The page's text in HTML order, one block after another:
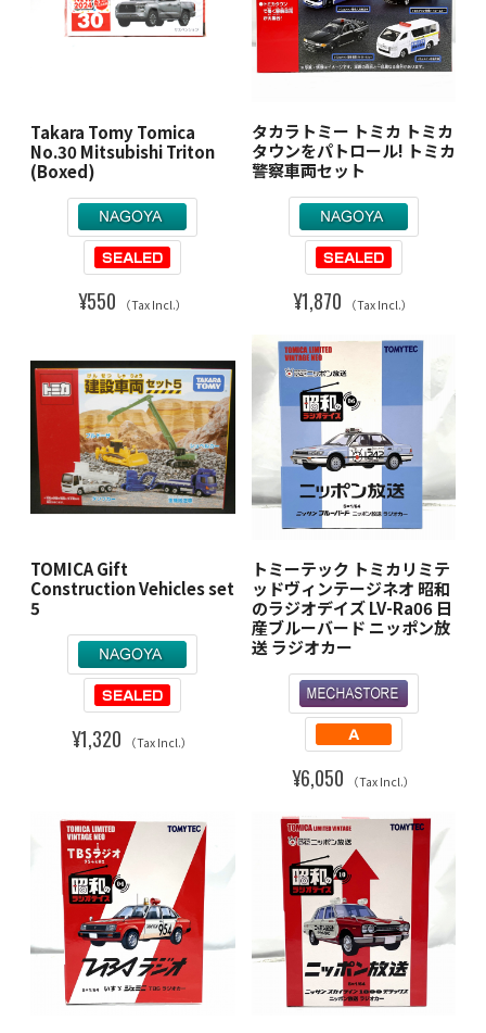
Takara Tomy Tomica
No.30 Mitsubishi Triton
(Boxed)
¥550 （Tax Incl.）
タカラトミー トミカ トミカ
タウンをパトロール! トミカ
警察車両セット
¥1,870 （Tax Incl.）
TOMICA Gift
Construction Vehicles set
5
¥1,320 （Tax Incl.）
トミーテック トミカリミテ
ッドヴィンテージネオ 昭和
のラジオデイズ LV-Ra06 日
産ブルーバード ニッポン放
送 ラジオカー
¥6,050 （Tax Incl.）